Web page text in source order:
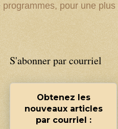
pour une plus
S'abonner par courriel
Obtenez les
nouveaux articles
par courriel :